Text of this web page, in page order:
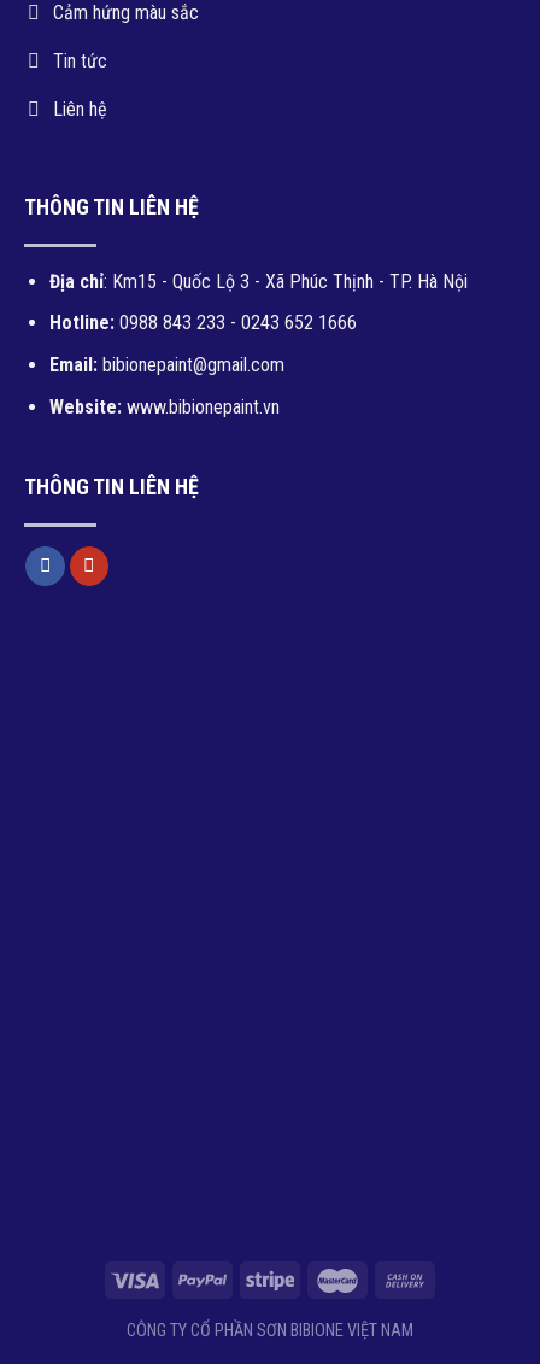
Cảm hứng màu sắc
Tin tức
Liên hệ
THÔNG TIN LIÊN HỆ
Địa chỉ: Km15 - Quốc Lộ 3 - Xã Phúc Thịnh - TP. Hà Nội
Hotline: 0988 843 233 - 0243 652 1666
Email:bibionepaint@gmail.com
Website:www.bibionepaint.vn
THÔNG TIN LIÊN HỆ
CÔNG TY CỔ PHẦN SƠN BIBIONE VIỆT NAM